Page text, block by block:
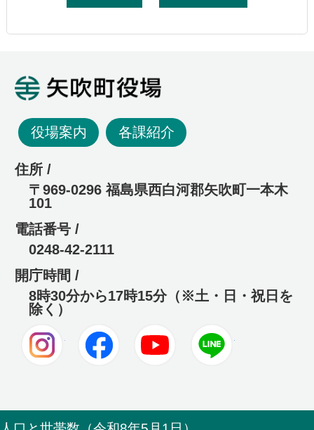
役場案内 各課紹介
住所 /
〒969-0296 福島県西白河郡矢吹町一本木
101
電話番号 /
0248-42-2111
開庁時間 /
8時30分から17時15分（※土・日・祝日を
除く）
Instagram Facebook Youtube